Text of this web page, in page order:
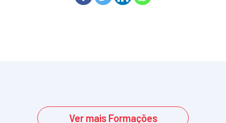
Ver mais Formações